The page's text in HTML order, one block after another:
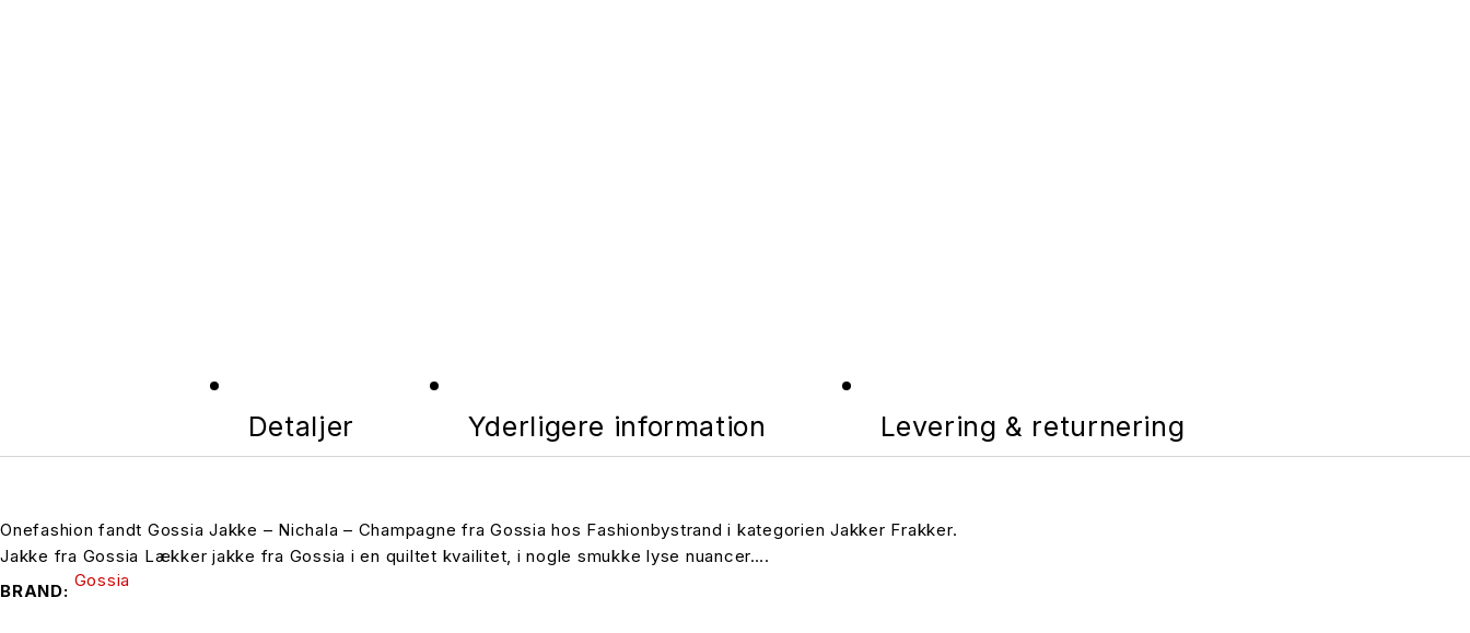
Detaljer Yderligere information Levering & returnering
Onefashion fandt Gossia Jakke – Nichala – Champagne fra Gossia hos Fashionbystrand i kategorien Jakker Frakker.
Jakke fra Gossia Lækker jakke fra Gossia i en quiltet kvailitet, i nogle smukke lyse nuancer….
BRAND
Gossia